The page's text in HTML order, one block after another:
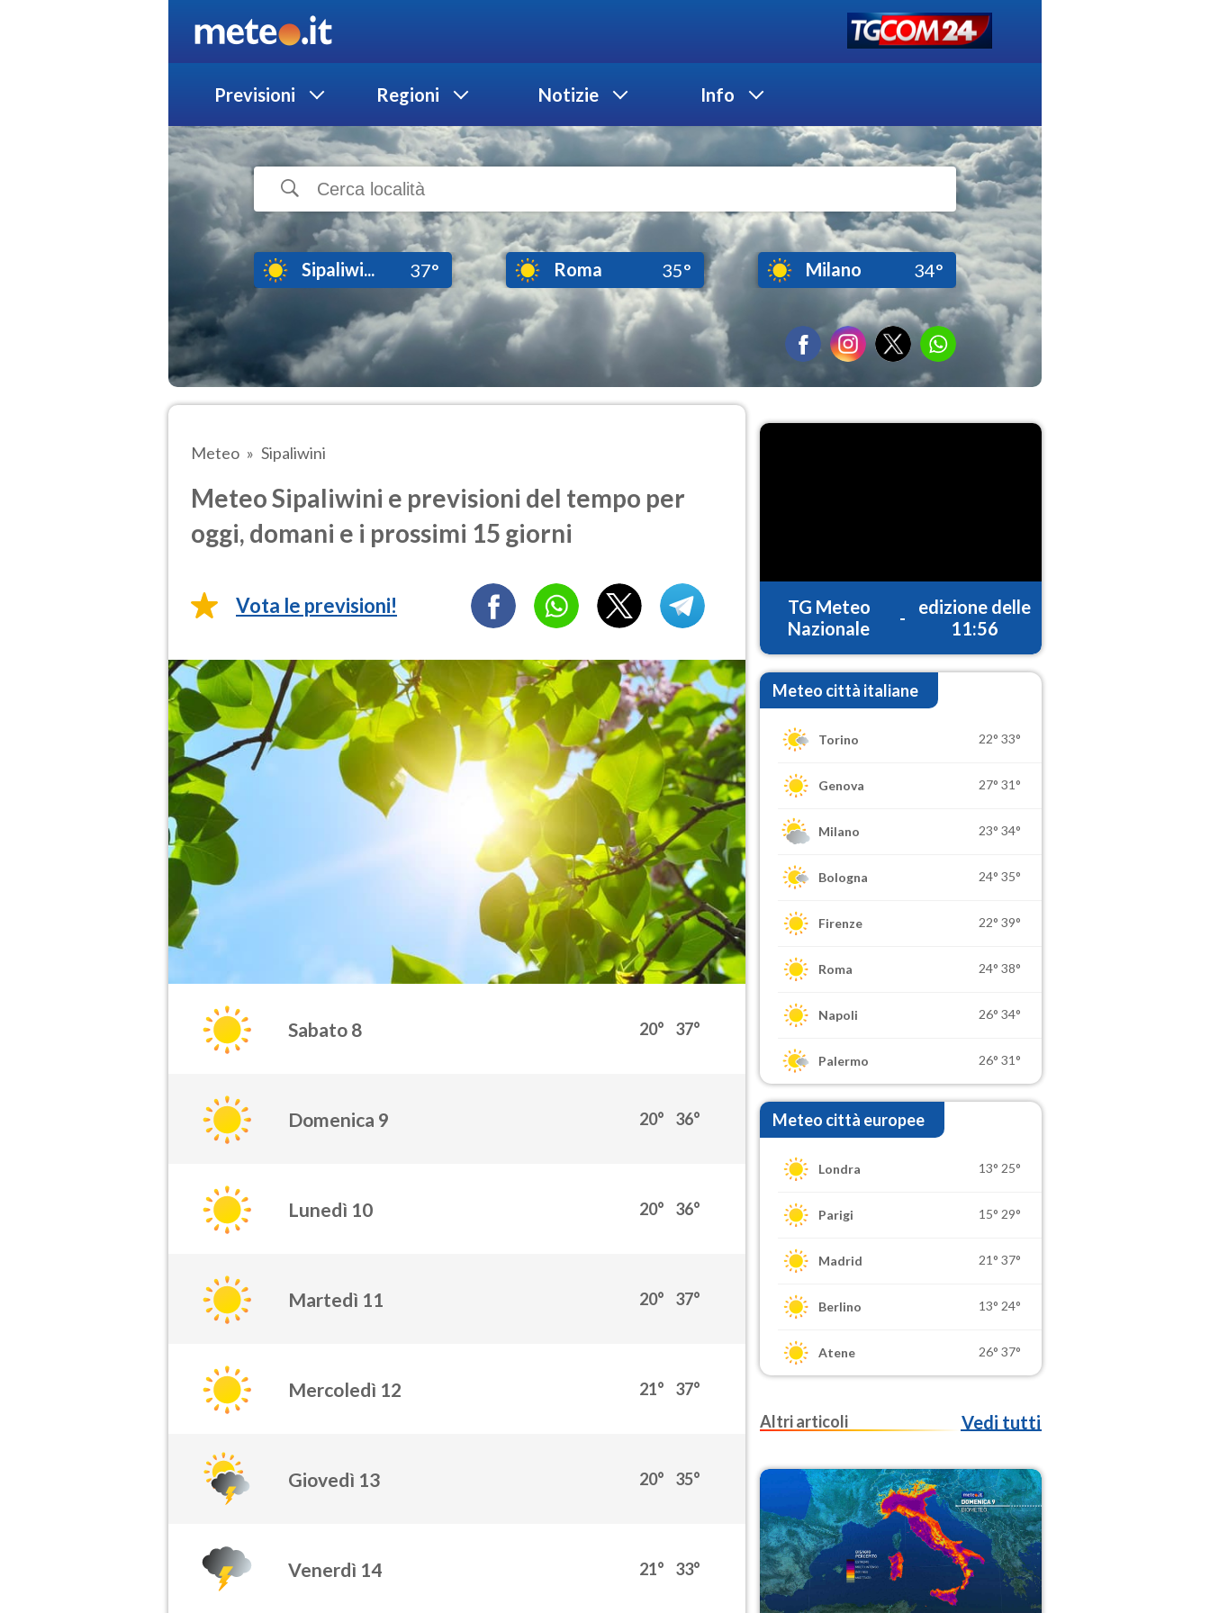
Previsioni Regioni Notizie Info
Sipaliwi... 37° Roma 35° Milano 34°
Meteo Sipaliwini
Meteo Sipaliwini e previsioni del tempo per
oggi, domani e i prossimi 15 giorni
Vota le previsioni!
Sabato 8 20° 37°
Domenica 9 20° 36°
Lunedì 10 20° 36°
Martedì 11 20° 37°
Mercoledì 12 21° 37°
Giovedì 13 20° 35°
Venerdì 14 21° 33°
TG Meteo
Nazionale
-
edizione delle
11:56
Meteo città italiane
Torino 22° 33°
Genova 27° 31°
Milano 23° 34°
Bologna 24° 35°
Firenze 22° 39°
Roma 24° 38°
Napoli 26° 34°
Palermo 26° 31°
Meteo città europee
Londra 13° 25°
Parigi 15° 29°
Madrid 21° 37°
Berlino 13° 24°
Atene 26° 37°
Altri articoli Vedi tutti